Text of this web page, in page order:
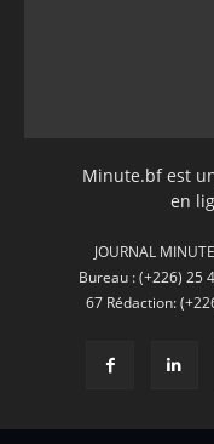
Minute.bf est
en
JOURNAL
Bureau : (+226) 25
67 Rédaction: